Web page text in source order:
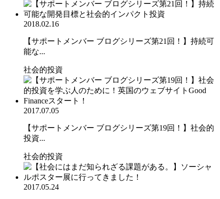
2018.02.16
【サポートメンバー ブログシリーズ第21回！】持続可
能な...
社会的投資
2017.07.05
【サポートメンバー ブログシリーズ第19回！】社会的
投資...
社会的投資
2017.05.24